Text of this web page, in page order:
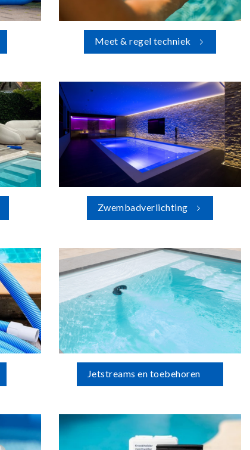
Meet & regel techniek
Zwembadverlichting
Jetstreams en toebehoren